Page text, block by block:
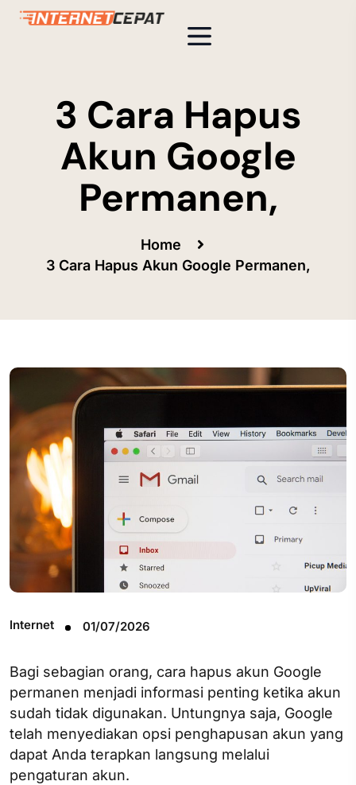
3 Cara Hapus
Akun Google
Permanen,
Home
3 Cara Hapus Akun Google Permanen,
Internet 01/07/2026
Bagi sebagian orang, cara hapus akun Google
permanen menjadi informasi penting ketika akun
sudah tidak digunakan. Untungnya saja, Google
telah menyediakan opsi penghapusan akun yang
dapat Anda terapkan langsung melalui
pengaturan akun.